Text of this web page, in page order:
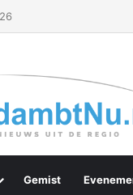
Gemist